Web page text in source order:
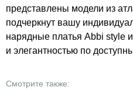
представлены модели из
подчеркнут вашу
нарядные платья Abbi style
и элегантностью по
любого случая, от
Смотрите также: